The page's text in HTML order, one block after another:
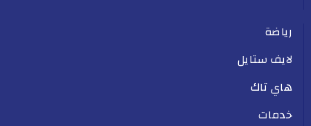
رياضة
لايف ستايل
هاي تاك
خدمات